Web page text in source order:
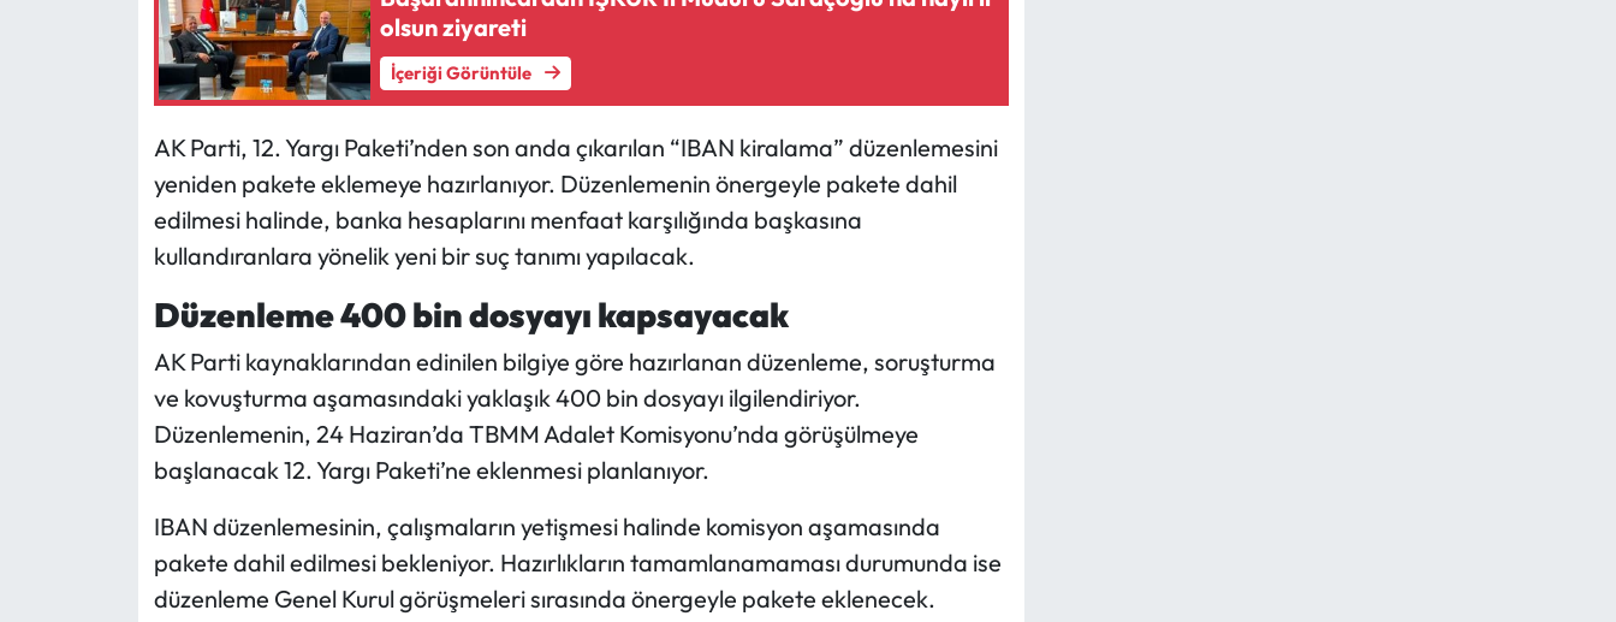
olsun ziyareti
İçeriği Görüntüle
AK Parti, 12. Yargı Paketi’nden son anda çıkarılan “IBAN kiralama” düzenlemesini
yeniden pakete eklemeye hazırlanıyor. Düzenlemenin önergeyle pakete dahil
edilmesi halinde, banka hesaplarını menfaat karşılığında başkasına
kullandıranlara yönelik yeni bir suç tanımı yapılacak.
Düzenleme 400 bin dosyayı kapsayacak
AK Parti kaynaklarından edinilen bilgiye göre hazırlanan düzenleme, soruşturma
ve kovuşturma aşamasındaki yaklaşık 400 bin dosyayı ilgilendiriyor.
Düzenlemenin, 24 Haziran’da TBMM Adalet Komisyonu’nda görüşülmeye
başlanacak 12. Yargı Paketi’ne eklenmesi planlanıyor.
IBAN düzenlemesinin, çalışmaların yetişmesi halinde komisyon aşamasında
pakete dahil edilmesi bekleniyor. Hazırlıkların tamamlanamaması durumunda ise
düzenleme Genel Kurul görüşmeleri sırasında önergeyle pakete eklenecek.
Mecitözü Haberleri
Ortaköy Haberleri
Otomotiv
Resmi İlan
Resmi Reklam